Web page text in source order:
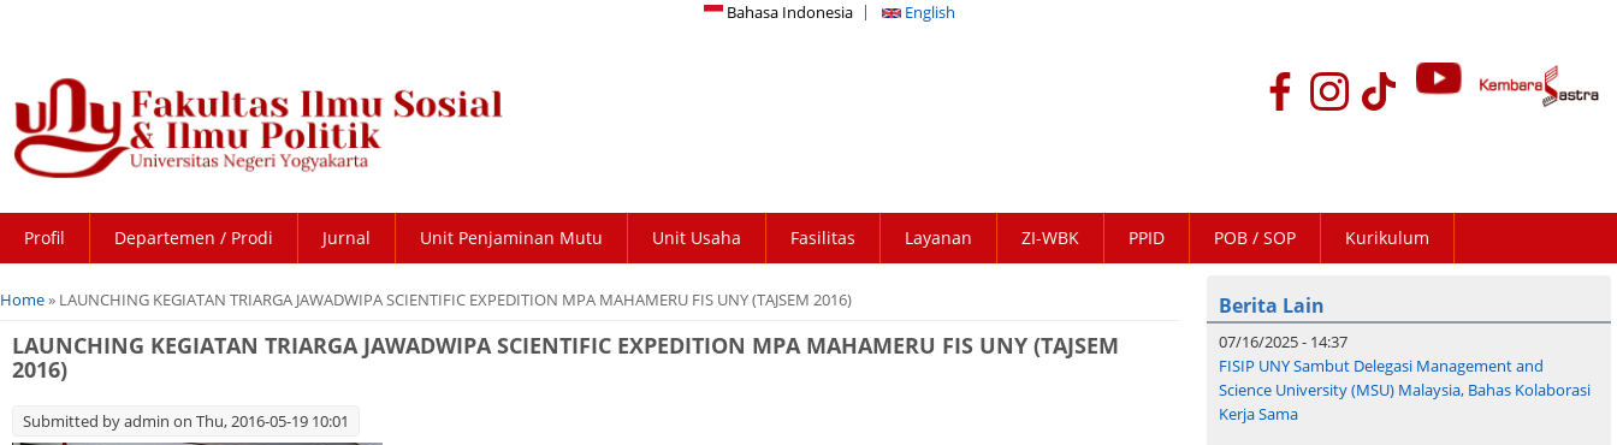
Bahasa Indonesia English
Profil Departemen / Prodi Jurnal Unit Penjaminan Mutu Unit Usaha Fasilitas Layanan ZI-WBK PPID POB / SOP Kurikulum
You are here
Home» LAUNCHING KEGIATAN TRIARGA JAWADWIPA SCIENTIFIC EXPEDITION MPA MAHAMERU FIS UNY (TAJSEM 2016)
LAUNCHING KEGIATAN TRIARGA JAWADWIPA SCIENTIFIC EXPEDITION MPA MAHAMERU FIS UNY (TAJSEM
2016)
Submitted byadmin on Thu, 2016-05-19 10:01
Berita Lain
07/16/2025 - 14:37
FISIP UNY Sambut Delegasi Management and
Science University (MSU) Malaysia, Bahas Kolaborasi
Kerja Sama